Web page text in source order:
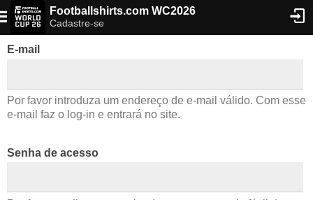
Footballshirts.com WC2026
Cadastre-se
E-mail
Por favor introduza um endereço de e-mail válido. Com esse
e-mail faz o log-in e entrará no site.
Senha de acesso